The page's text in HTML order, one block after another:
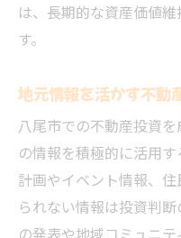
は、長期的な資産価値
す。
地元情報を活かす不動
八尾市での不動産投資
の情報を積極的に活用
計画やイベント情報、
られない情報は投資判